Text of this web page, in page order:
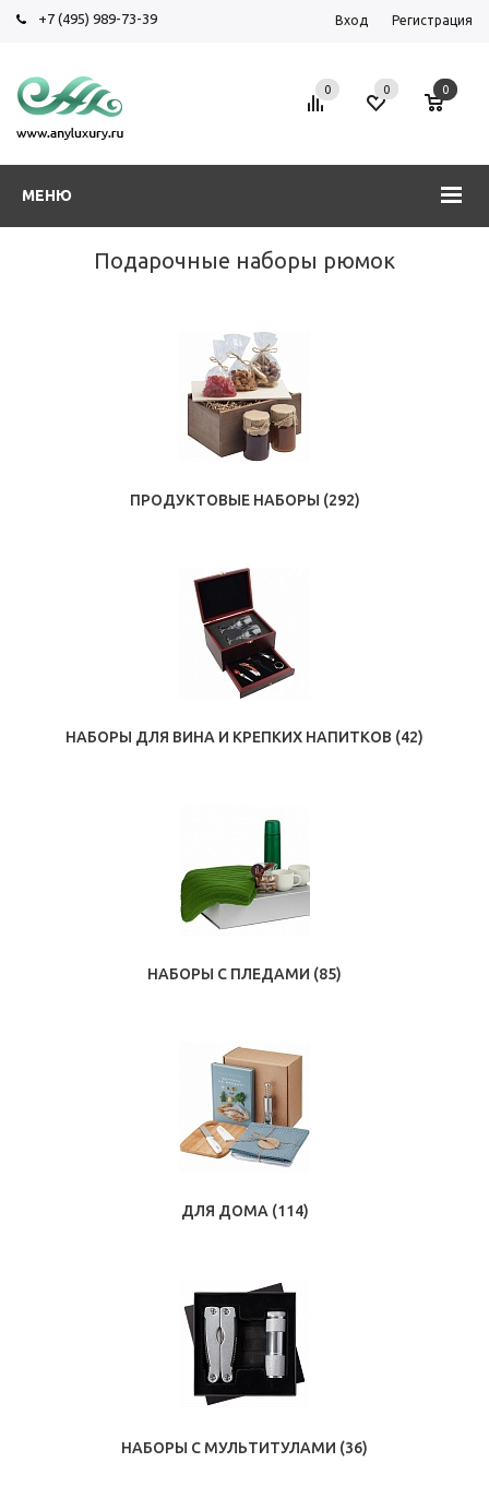
+7 (495) 989-73-39 Вход Регистрация
МЕНЮ
0 0 0
Подарочные наборы рюмок
ПРОДУКТОВЫЕ НАБОРЫ (292)
НАБОРЫ ДЛЯ ВИНА И КРЕПКИХ НАПИТКОВ (42)
НАБОРЫ С ПЛЕДАМИ (85)
ДЛЯ ДОМА (114)
НАБОРЫ С МУЛЬТИТУЛАМИ (36)